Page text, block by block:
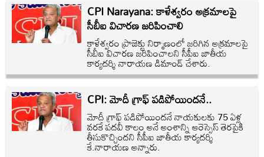
CPI Narayana: కాళేశ్వరం అక్రమాలపై
సీబీఐ విచారణ జరిపించాలి
కాళేశ్వరం ప్రాజెక్టు నిర్మాణంలో జరిగిన అక్రమాలపై
సీబీఐ విచారణ జరిపించాలని సీపీఐ జాతీయ
కార్యదర్శి నారాయణ డిమాండ్‌ చేశారు.
CPI: మోదీ గ్రాఫ్‌ పడిపోయిందనే..
మోదీ గ్రాఫ్‌ పడిపోయిందనే నాయకులకు 75 ఏళ్ల
వరకే పదవీ కాలం అనే అంశాన్ని ఆరెస్సెస్‌ తెరపైకి
తీసుకొచ్చిందని సీపీఐ జాతీయ కార్యదర్శి
కే.నారాయణ అన్నారు.